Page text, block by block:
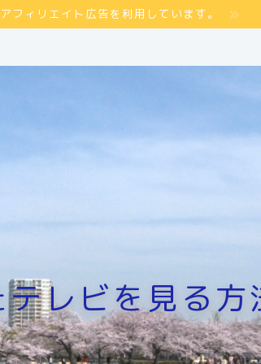
フィリエイト広告を利用しています。
テレビを見る方